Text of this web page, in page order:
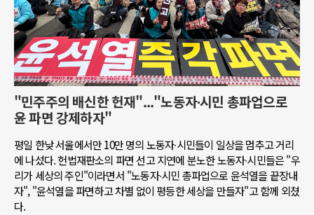
"민주주의 배신한 헌재"..."노동자∙시민 총파업으로
윤 파면 강제하자"
평일 한낮 서울에서만 10만 명의 노동자∙시민들이 일상을 멈추고 거리
에 나섰다. 헌법재판소의 파면 선고 지연에 분노한 노동자∙시민들은 "우
리가 세상의 주인"이라면서 "노동자∙시민 총파업으로 윤석열을 끝장내
자", "윤석열을 파면하고 차별 없이 평등한 세상을 만들자"고 함께 외쳤
다.